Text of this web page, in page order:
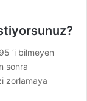
‘i bilmeyen
sonra
zorlamaya